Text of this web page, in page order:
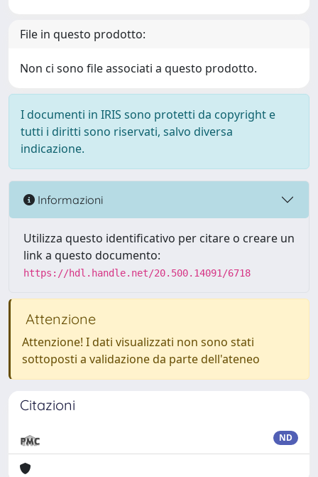
File in questo prodotto:
Non ci sono file associati a questo prodotto.
I documenti in IRIS sono protetti da copyright e
tutti i diritti sono riservati, salvo diversa
indicazione.
Informazioni
Utilizza questo identificativo per citare o creare un
link a questo documento:
https://hdl.handle.net/20.500.14091/6718
Attenzione
Attenzione! I dati visualizzati non sono stati
sottoposti a validazione da parte dell'ateneo
Citazioni
ND